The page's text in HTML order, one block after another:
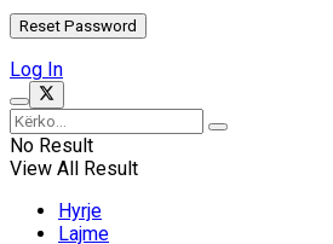
Log In
No Result
View All Result
Hyrje
Lajme